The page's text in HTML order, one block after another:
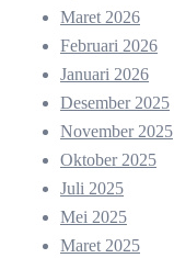
Maret 2026
Februari 2026
Januari 2026
Desember 2025
November 2025
Oktober 2025
Juli 2025
Mei 2025
Maret 2025